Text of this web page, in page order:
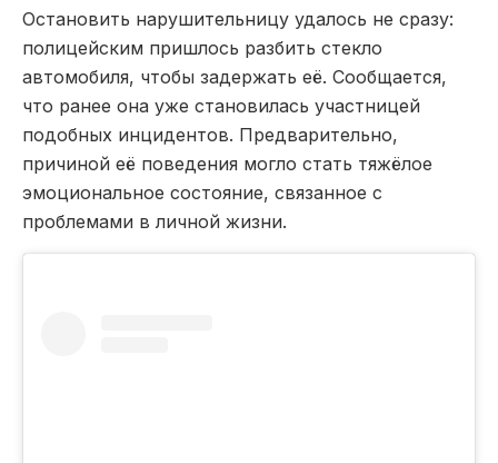
Остановить нарушительницу удалось не сразу:
полицейским пришлось разбить стекло
автомобиля, чтобы задержать её. Сообщается,
что ранее она уже становилась участницей
подобных инцидентов. Предварительно,
причиной её поведения могло стать тяжёлое
эмоциональное состояние, связанное с
проблемами в личной жизни.